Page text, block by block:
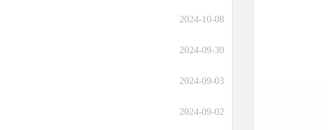
2024-10-08
2024-09-30
2024-09-03
2024-09-02